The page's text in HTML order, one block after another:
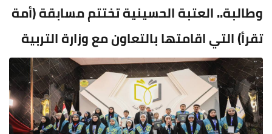
وطالبة.. العتبة الحسينية تختتم مسابقة (أمة
تقرأ) التي اقامتها بالتعاون مع وزارة التربية